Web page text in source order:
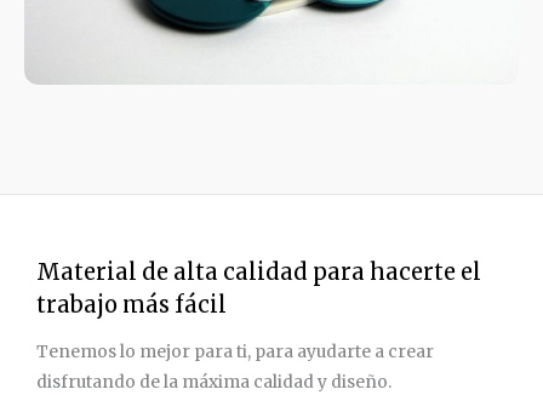
Material de alta calidad para hacerte el
trabajo más fácil
Tenemos lo mejor para ti, para ayudarte a crear
disfrutando de la máxima calidad y diseño.